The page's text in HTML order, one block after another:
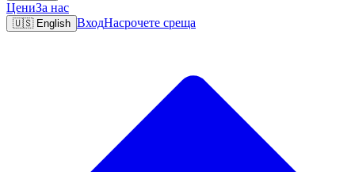
ЦениЗа нас
🇺🇸 English ВходНасрочете среща